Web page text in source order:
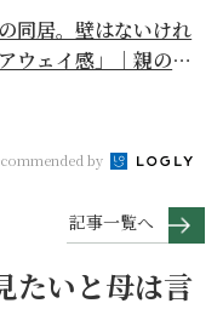
同居。壁はないけれ
ウェイ感」｜親の終
by
記事一覧へ
たいと母は言